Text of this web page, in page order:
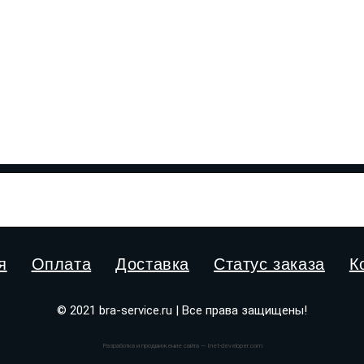
Оплата Доставка Статус заказа
© 2021 bra-service.ru | Все права защищены!
Разработка и продвижение сайта — Inet-developer.com